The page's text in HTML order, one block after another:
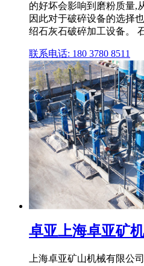
的好坏会影响到磨粉质量,
因此对于破碎设备的选择
绍石灰石破碎加工设备。
联系电话: 180 3780 8511
卓亚上海卓亚矿机
上海卓亚矿山机械有限公